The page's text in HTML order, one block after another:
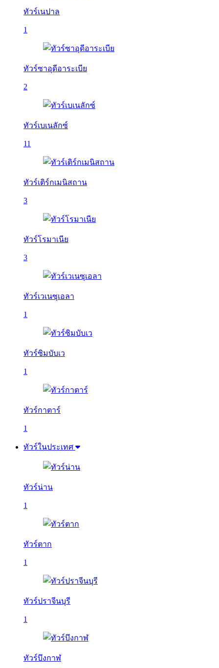
ทัวร์เนปาล
1
ทัวร์ซาอุดีอาระเบีย
2
ทัวร์เบเนลักซ์
11
ทัวร์เติร์กเมนิสถาน
3
ทัวร์โรมาเนีย
3
ทัวร์เวเนซุเอลา
1
ทัวร์ซิมบับเว
1
ทัวร์กาตาร์
1
ทัวร์ในประเทศ
ทัวร์น่าน
1
ทัวร์ตาก
1
ทัวร์ปราจีนบุรี
1
ทัวร์บึงกาฬ